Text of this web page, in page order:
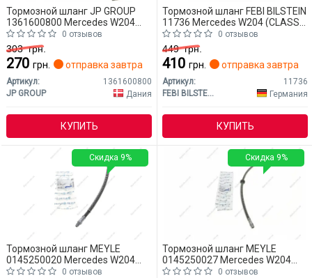
Тормозной шланг JP GROUP
1361600800 Mercedes W204
(CLASS-C)
0 отзывов
303грн.
270 грн. отправка завтра
Артикул:
1361600800
JP GROUP
Дания
КУПИТЬ
Тормозной шланг FEBI BILSTEIN
11736 Mercedes W204 (CLASS-
C)
0 отзывов
449грн.
410 грн. отправка завтра
Артикул:
11736
FEBI BILSTEIN
Германия
КУПИТЬ
Тормозной шланг MEYLE
0145250020 Mercedes W204
(CLASS-C)
0 отзывов
Скидка 9%
Тормозной шланг MEYLE
0145250027 Mercedes W204
(CLASS-C)
0 отзывов
Скидка 9%